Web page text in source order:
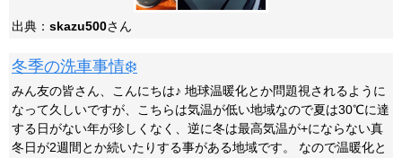
出典： skazu500さん
冬季の洗車事情❄️
みん友の皆さん、こんにちは♪ 地球温暖化とか問題視されるように
なって久しいですが、こちらは気温が低い地域なので夏は30℃に達
する日がない年が珍しくなく、逆に冬は最高気温が+にならない真
冬日が2週間とか続いたりする事がある地域です。 なので温暖化と